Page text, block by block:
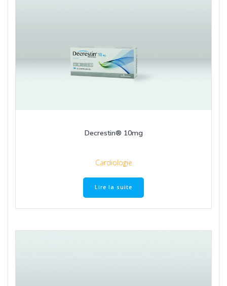
Decrestin® 10mg
Cardiologie
Lire la suite